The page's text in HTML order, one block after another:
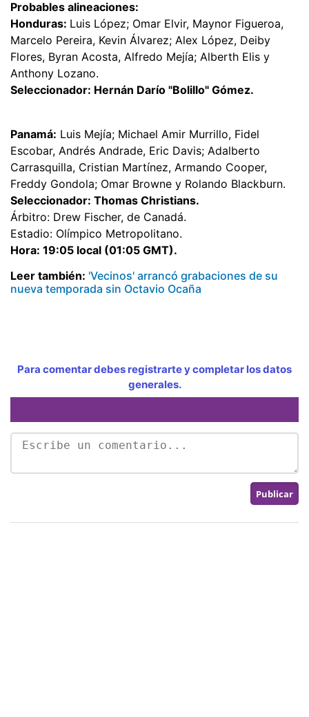
Probables alineaciones:
Honduras: Luis López; Omar Elvir, Maynor Figueroa,
Marcelo Pereira, Kevin Álvarez; Alex López, Deiby
Flores, Byran Acosta, Alfredo Mejía; Alberth Elis y
Anthony Lozano.
Seleccionador: Hernán Darío "Bolillo" Gómez.
Panamá: Luis Mejía; Michael Amir Murrillo, Fidel
Escobar, Andrés Andrade, Eric Davis; Adalberto
Carrasquilla, Cristian Martínez, Armando Cooper,
Freddy Gondola; Omar Browne y Rolando Blackburn.
Seleccionador: Thomas Christians.
Árbitro: Drew Fischer, de Canadá.
Estadio: Olímpico Metropolitano.
Hora: 19:05 local (01:05 GMT).
Leer también: 'Vecinos' arrancó grabaciones de su
nueva temporada sin Octavio Ocaña
Para comentar debes registrarte y completar los datos
generales.